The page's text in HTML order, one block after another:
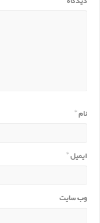
نام*
ایمیل*
وب‌ سایت